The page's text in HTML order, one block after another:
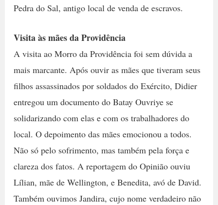
Pedra do Sal, antigo local de venda de escravos.
Visita às mães da Providência
A visita ao Morro da Providência foi sem dúvida a
mais marcante. Após ouvir as mães que tiveram seus
filhos assassinados por soldados do Exército, Didier
entregou um documento do Batay Ouvriye se
solidarizando com elas e com os trabalhadores do
local. O depoimento das mães emocionou a todos.
Não só pelo sofrimento, mas também pela força e
clareza dos fatos. A reportagem do Opinião ouviu
Lílian, mãe de Wellington, e Benedita, avó de David.
Também ouvimos Jandira, cujo nome verdadeiro não